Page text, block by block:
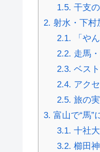
1.5. 干支
2. 射水・下村
2.1. 「や
2.2. 走馬
2.3. ベス
2.4. アク
2.5. 旅の
3. 富山で“馬”
3.1. 十社
3.2. 櫛田